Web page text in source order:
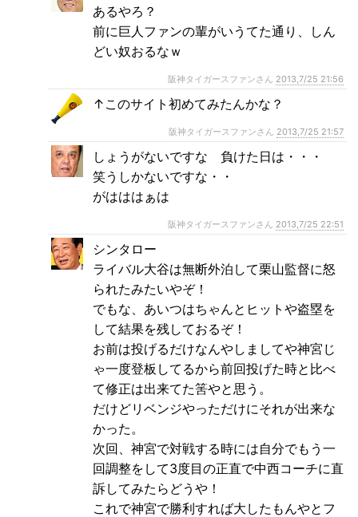
あるやろ？
前に巨人ファンの輩がいうてた通り、しん
どい奴おるなｗ
阪神タイガースファンさん 2013,7/25 21:56
↑このサイト初めてみたんかな？
阪神タイガースファンさん 2013,7/25 21:57
しょうがないですな 負けた日は・・・
笑うしかないですな・・
がはははぁは
阪神タイガースファンさん 2013,7/25 22:51
シンタロー
ライバル大谷は無断外泊して栗山監督に怒
られたみたいやぞ！
でもな、あいつはちゃんとヒットや盗塁を
して結果を残しておるぞ！
お前は投げるだけなんやしましてや神宮じ
ゃ一度登板してるから前回投げた時と比べ
て修正は出来てた筈やと思う。
だけどリベンジやっただけにそれが出来な
かった。
次回、神宮で対戦する時には自分でもう一
回調整をして3度目の正直で中西コーチに直
訴してみたらどうや！
これで神宮で勝利すれば大したもんやとフ